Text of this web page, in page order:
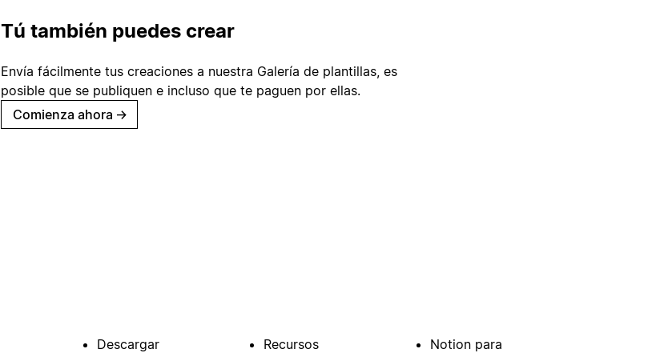
Tú también puedes crear
Envía fácilmente tus creaciones a nuestra Galería de plantillas, es
posible que se publiquen e incluso que te paguen por ellas.
Comienza ahora →
Descargar
Recursos
Notion para